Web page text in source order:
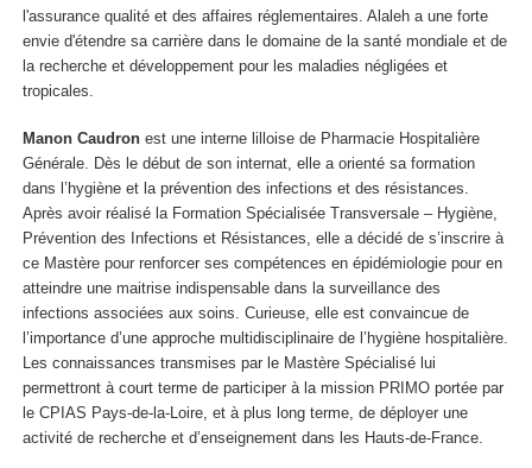
l'assurance qualité et des affaires réglementaires. Alaleh a une forte
envie d'étendre sa carrière dans le domaine de la santé mondiale et de
la recherche et développement pour les maladies négligées et
tropicales.
Manon Caudron est une interne lilloise de Pharmacie Hospitalière
Générale. Dès le début de son internat, elle a orienté sa formation
dans l’hygiène et la prévention des infections et des résistances.
Après avoir réalisé la Formation Spécialisée Transversale – Hygiène,
Prévention des Infections et Résistances, elle a décidé de s’inscrire à
ce Mastère pour renforcer ses compétences en épidémiologie pour en
atteindre une maitrise indispensable dans la surveillance des
infections associées aux soins. Curieuse, elle est convaincue de
l’importance d’une approche multidisciplinaire de l’hygiène hospitalière.
Les connaissances transmises par le Mastère Spécialisé lui
permettront à court terme de participer à la mission PRIMO portée par
le CPIAS Pays-de-la-Loire, et à plus long terme, de déployer une
activité de recherche et d’enseignement dans les Hauts-de-France.